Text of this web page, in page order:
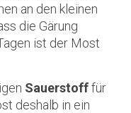
an den kleinen
die Gärung
ist der Most
Sauerstofffür
deshalb in ein